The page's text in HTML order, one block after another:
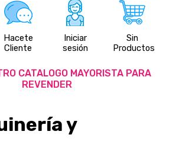
Hacete
Cliente
Iniciar
sesión
Sin
Productos
CATALOGO MAYORISTA PARA
REVENDER
y